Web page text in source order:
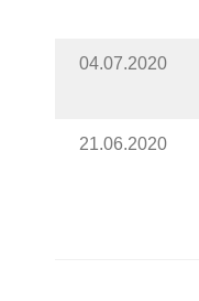
04.07.2020
21.06.2020